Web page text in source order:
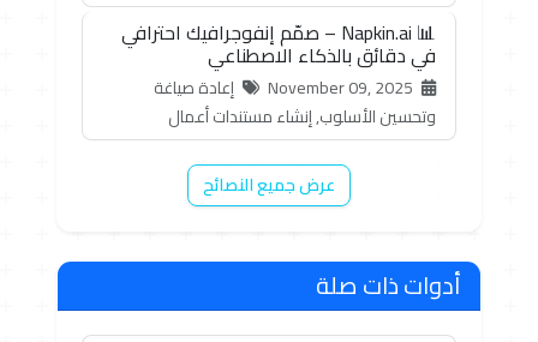
📊 Napkin.ai – صمّم إنفوجرافيك احترافي
في دقائق بالذكاء الاصطناعي
إعادة صياغة
وتحسين الأسلوب, إنشاء مستندات أعمال
عرض جميع النصائح
أدوات ذات صلة